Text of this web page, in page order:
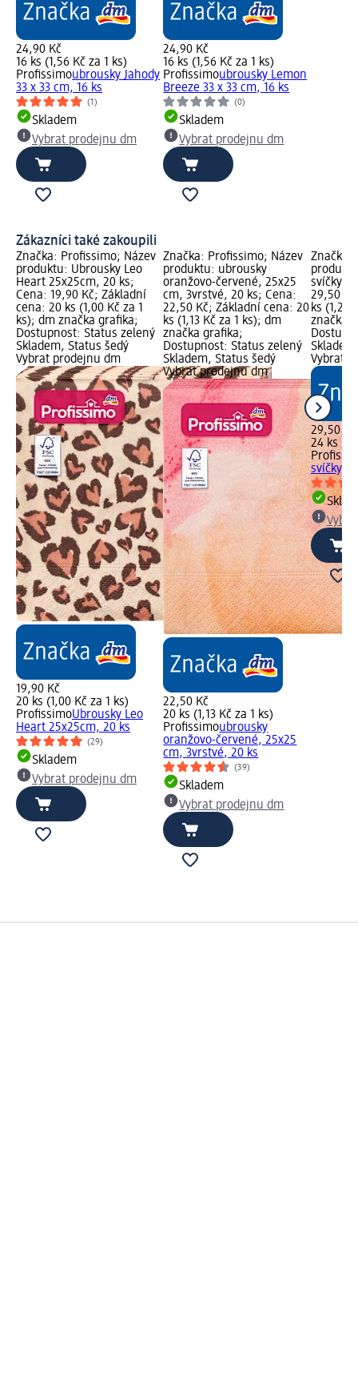
24,90 Kč
16 ks (1,56 Kč za 1 ks)
Profissimoubrousky Jahody
33 x 33 cm, 16 ks
(1)
Skladem
Vybrat prodejnu dm
24,90 Kč
16 ks (1,56 Kč za 1 ks)
Profissimoubrousky Lemon
Breeze 33 x 33 cm, 16 ks
(0)
Skladem
Vybrat prodejnu dm
Zákazníci také zakoupili
Značka: Profissimo; Název
produktu: Ubrousky Leo
Heart 25x25cm, 20 ks;
Cena: 19,90 Kč; Základní
cena: 20 ks (1,00 Kč za 1
ks); dm značka grafika;
Dostupnost: Status zelený
Skladem, Status šedý
Vybrat prodejnu dm
19,90 Kč
20 ks (1,00 Kč za 1 ks)
ProfissimoUbrousky Leo
Heart 25x25cm, 20 ks
(29)
Skladem
Vybrat prodejnu dm
Značka: Profissimo; Název
produktu: ubrousky
oranžovo-červené, 25x25
cm, 3vrstvé, 20 ks; Cena:
22,50 Kč; Základní cena: 20
ks (1,13 Kč za 1 ks); dm
značka grafika;
Dostupnost: Status zelený
Skladem, Status šedý
Vybrat prodejnu dm
22,50 Kč
20 ks (1,13 Kč za 1 ks)
Profissimoubrousky
oranžovo-červené, 25x25
cm, 3vrstvé, 20 ks
(39)
Skladem
Vybrat prodejnu dm
Značka:
svíčky,
29,50
ks (1,23
značka
Vybrat
29,50 Kč
24 ks
svíčky,